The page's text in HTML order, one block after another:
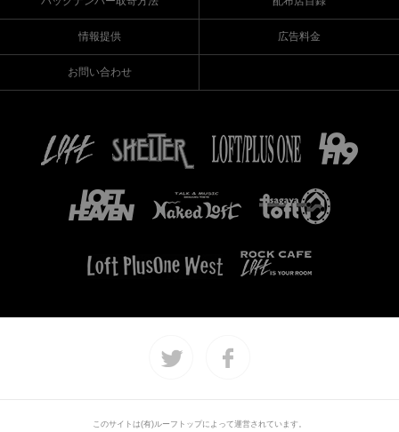
情報提供 広告料金
お問い合わせ
このサイトは(有)ルーフトップによって運営されています。